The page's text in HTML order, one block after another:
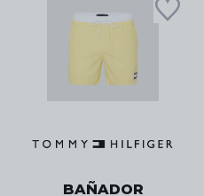
BAÑADOR